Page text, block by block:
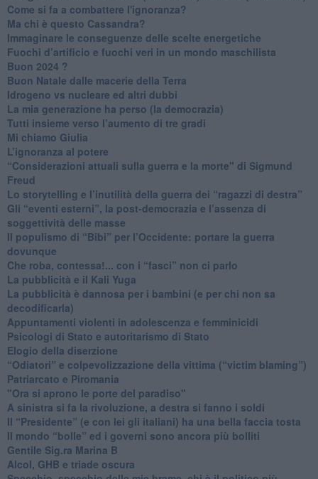
Come si fa a combattere l'ignoranza?
Ma chi è questo Cassandra?
Immaginare le conseguenze delle scelte energetiche
​Fuochi d’artificio e fuochi veri in un mondo maschilista
Buon 2024 ?
​Buon Natale dalle macerie della Terra
​Idrogeno vs nucleare ed altri dubbi
​La mia generazione ha perso (la democrazia)
​Tutti insieme verso l’aumento di tre gradi
Mi chiamo Giulia
L’ignoranza al potere
​“Considerazioni attuali sulla guerra e la morte" di Sigmund
Freud
​Lo storytelling e l’inutilità della guerra dei “ragazzi di destra”
​Gli “eventi esterni”, la post-democrazia e l’assenza di
soggettività delle masse
​Il populismo di “Bibi” per l’Occidente: portare la guerra
dovunque
​Che roba, contessa!... con i “fasci” non ci parlo
La pubblicità e il Kali Yuga
​La pubblicità è dannosa per i bambini (e per chi non sa
decodificarla)
​Appuntamenti violenti in adolescenza e femminicidi
​Psicologi di Stato e autoritarismo di Stato
Elogio della diserzione
“Odiatori” e colpevolizzazione della vittima (“victim blaming”)
​Patriarcato e Piromania
"Ora si aprono le porte del paradiso"
​A sinistra si fa la rivoluzione, a destra si fanno i soldi
​Il “Presidente” (e con lei gli italiani) ha una bella faccia tosta
​Il mondo “bolle” ed i governi sono ancora più bolliti
​Gentile Sig.ra Marina B
​Alcol, GHB e triade oscura